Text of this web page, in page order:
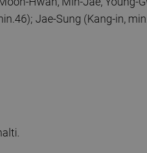
Jae-Sung (Kang-in,